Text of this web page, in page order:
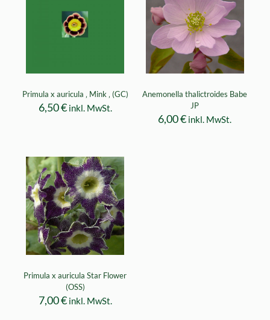
Primula x auricula ‚ Mink ‚ (GC)
6,50€ inkl. MwSt.
Anemonella thalictroides Babe
JP
6,00€ inkl. MwSt.
Primula x auricula Star Flower
(OSS)
7,00€ inkl. MwSt.